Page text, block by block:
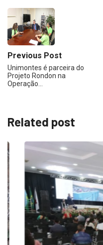
Previous Post
Unimontes é parceira do
Projeto Rondon na
Operação…
Related post